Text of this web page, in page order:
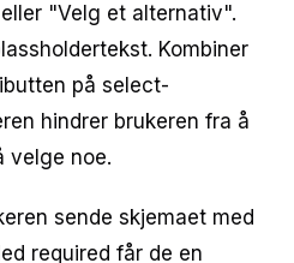
"Velg et alternativ".
Kombiner
på select-
hindrer brukeren fra å
velge noe.
sende skjemaet med
required får de en